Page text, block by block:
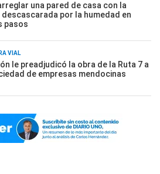
una pared de casa con la
por la humedad en
pasos
VIAL
le preadjudicó la obra de la Ruta 7 a
de empresas mendocinas